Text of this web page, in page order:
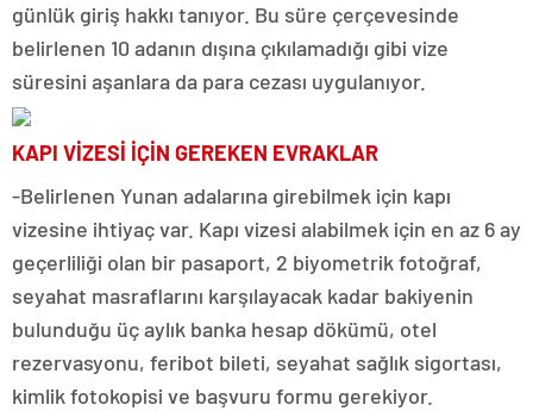
günlük giriş hakkı tanıyor. Bu süre çerçevesinde
belirlenen 10 adanın dışına çıkılamadığı gibi vize
süresini aşanlara da para cezası uygulanıyor.
KAPI VİZESİ İÇİN GEREKEN EVRAKLAR
-Belirlenen Yunan adalarına girebilmek için kapı
vizesine ihtiyaç var. Kapı vizesi alabilmek için en az 6 ay
geçerliliği olan bir pasaport, 2 biyometrik fotoğraf,
seyahat masraflarını karşılayacak kadar bakiyenin
bulunduğu üç aylık banka hesap dökümü, otel
rezervasyonu, feribot bileti, seyahat sağlık sigortası,
kimlik fotokopisi ve başvuru formu gerekiyor.